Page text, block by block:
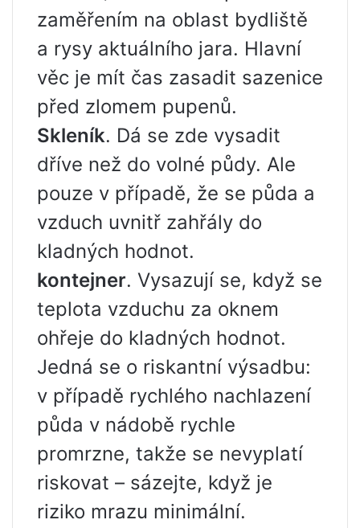
zaměřením na oblast bydliště
a rysy aktuálního jara. Hlavní
věc je mít čas zasadit sazenice
před zlomem pupenů.
Skleník. Dá se zde vysadit
dříve než do volné půdy. Ale
pouze v případě, že se půda a
vzduch uvnitř zahřály do
kladných hodnot.
kontejner. Vysazují se, když se
teplota vzduchu za oknem
ohřeje do kladných hodnot.
Jedná se o riskantní výsadbu:
v případě rychlého nachlazení
půda v nádobě rychle
promrzne, takže se nevyplatí
riskovat – sázejte, když je
riziko mrazu minimální.